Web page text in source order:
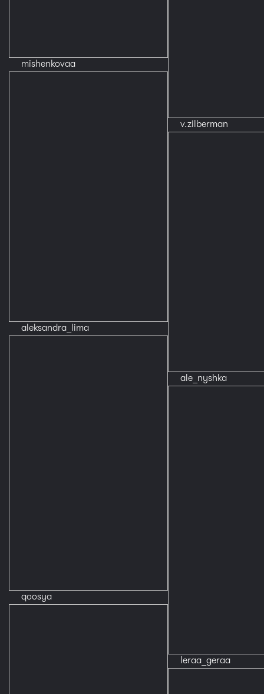
mishenkovaa
aleksandra_lima
qoosya
v.zilberman
ale_nyshka
leraa_geraa